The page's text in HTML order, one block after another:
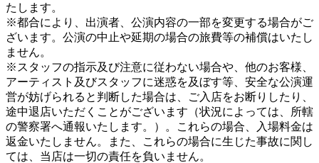
たします。
※都合により、出演者、公演内容の一部を変更する場合がご
ざいます。公演の中止や延期の場合の旅費等の補償はいたし
ません。
※スタッフの指示及び注意に従わない場合や、他のお客様、
アーティスト及びスタッフに迷惑を及ぼす等、安全な公演運
営が妨げられると判断した場合は、ご入店をお断りしたり、
途中退店いただくことがございます（状況によっては、所轄
の警察署へ通報いたします。）。これらの場合、入場料金は
返金いたしません。また、これらの場合に生じた事故に関し
ては、当店は一切の責任を負いません。